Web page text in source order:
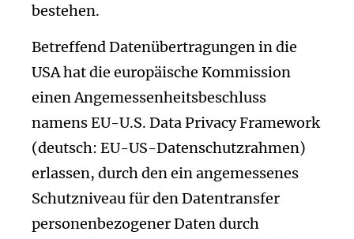
bestehen.
Betreffend Datenübertragungen in die
USA hat die europäische Kommission
einen Angemessenheitsbeschluss
namens EU-U.S. Data Privacy Framework
(deutsch: EU-US-Datenschutzrahmen)
erlassen, durch den ein angemessenes
Schutzniveau für den Datentransfer
personenbezogener Daten durch